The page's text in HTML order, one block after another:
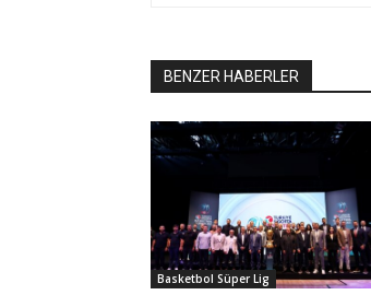
BENZER HABERLER
Basketbol Süper Lig